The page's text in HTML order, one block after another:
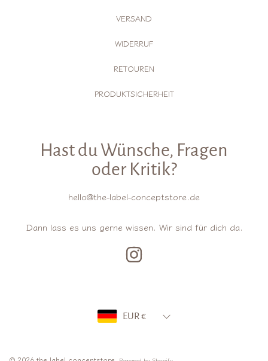
VERSAND
WIDERRUF
RETOUREN
PRODUKTSICHERHEIT
Hast du Wünsche, Fragen
oder Kritik?
hello@the-label-conceptstore.de
Dann lass es uns gerne wissen. Wir sind für dich da.
EUR €